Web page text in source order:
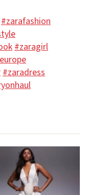
#zarafashion
#zaragirl
#zaradress